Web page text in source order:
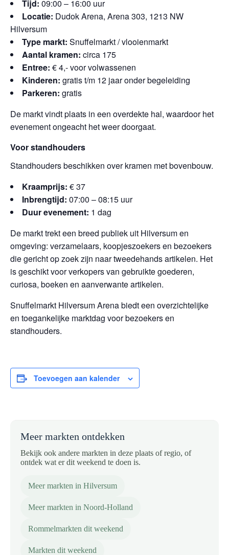
Tijd: 09:00 – 16:00 uur
Locatie: Dudok Arena, Arena 303, 1213 NW
Hilversum
Type markt: Snuffelmarkt / vlooienmarkt
Aantal kramen: circa 175
Entree: € 4,- voor volwassenen
Kinderen: gratis t/m 12 jaar onder begeleiding
Parkeren: gratis
De markt vindt plaats in een overdekte hal, waardoor het
evenement ongeacht het weer doorgaat.
Voor standhouders
Standhouders beschikken over kramen met bovenbouw.
Kraamprijs: € 37
Inbrengtijd: 07:00 – 08:15 uur
Duur evenement: 1 dag
De markt trekt een breed publiek uit Hilversum en
omgeving: verzamelaars, koopjeszoekers en bezoekers
die gericht op zoek zijn naar tweedehands artikelen. Het
is geschikt voor verkopers van gebruikte goederen,
curiosa, boeken en aanverwante artikelen.
Snuffelmarkt Hilversum Arena biedt een overzichtelijke
en toegankelijke marktdag voor bezoekers en
standhouders.
Toevoegen aan kalender
Meer markten ontdekken
Bekijk ook andere markten in deze plaats of regio, of
ontdek wat er dit weekend te doen is.
Meer markten in Hilversum
Meer markten in Noord-Holland
Rommelmarkten dit weekend
Markten dit weekend